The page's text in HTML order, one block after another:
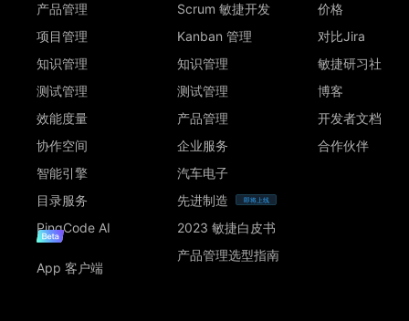
产品管理
项目管理
知识管理
测试管理
效能度量
协作空间
智能引擎
目录服务
PingCode AI
App 客户端
Scrum 敏捷开发
Kanban 管理
知识管理
测试管理
产品管理
企业服务
汽车电子
先进制造
即将上线
2023 敏捷白皮书
产品管理选型指南
价格
对比Jira
敏捷研习社
博客
开发者文档
合作伙伴